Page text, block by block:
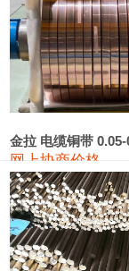
磷铜合金
无氧铜丝(硬)
R410A专用紫铜管
铸造铝合金锭(A380）
铝合金ADC12
铸造铝合金锭(ZL102)
金拉 电缆铜带 0.05-
网上协商价格